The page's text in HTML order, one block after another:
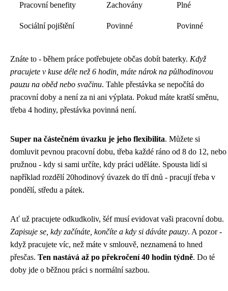
Pracovní benefity Zachovány Plné
Sociální pojištění Povinné Povinné
Znáte to - během práce potřebujete občas dobít baterky. Když
pracujete v kuse déle než 6 hodin, máte nárok na půlhodinovou
pauzu na oběd nebo svačinu. Tahle přestávka se nepočítá do
pracovní doby a není za ni ani výplata. Pokud máte kratší směnu,
třeba 4 hodiny, přestávka povinná není.
Super na částečném úvazku je jeho flexibilita. Můžete si
domluvit pevnou pracovní dobu, třeba každé ráno od 8 do 12, nebo
pružnou - kdy si sami určíte, kdy práci uděláte. Spousta lidí si
například rozdělí 20hodinový úvazek do tří dnů - pracují třeba v
pondělí, středu a pátek.
Ať už pracujete odkudkoliv, šéf musí evidovat vaši pracovní dobu.
Zapisuje se, kdy začínáte, končíte a kdy si dáváte pauzy. A pozor -
když pracujete víc, než máte v smlouvě, neznamená to hned
přesčas. Ten nastává až po překročení 40 hodin týdně. Do té
doby jde o běžnou práci s normální sazbou.